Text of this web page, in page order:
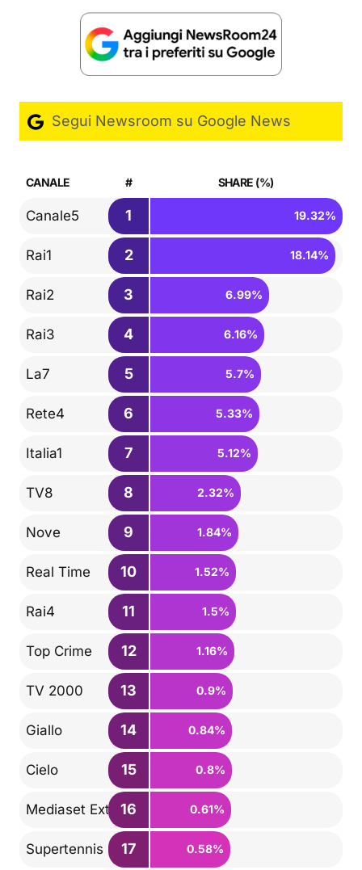
Segui Newsroom su Google News
CANALE # SHARE (%)
Canale5 1 19.32%
Rai1 2 18.14%
Rai2 3 6.99%
Rai3 4 6.16%
La7 5 5.7%
Rete4 6 5.33%
Italia1 7 5.12%
TV8 8 2.32%
Nove 9 1.84%
Real Time 10 1.52%
Rai4 11 1.5%
Top Crime 12 1.16%
TV 2000 13 0.9%
Giallo 14 0.84%
Cielo 15 0.8%
Mediaset Extra16 0.61%
Supertennis 17 0.58%